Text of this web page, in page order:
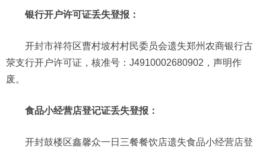
银行开户许可证丢失登报：
开封市祥符区曹村坡村村民委员会遗失郑州农商银行古
荥支行开户许可证，核准号：J4910002680902，声明作
废。
食品小经营店登记证丢失登报：
开封鼓楼区鑫馨众一日三餐餐饮店遗失食品小经营店登